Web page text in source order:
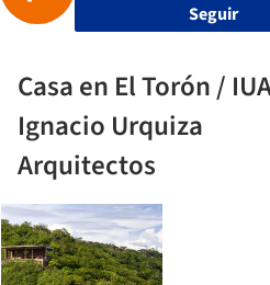
Seguir
Casa en El Torón /
Ignacio Urquiza
Arquitectos